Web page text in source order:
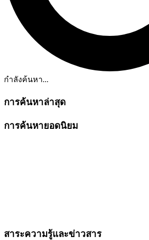
กำลังค้นหา...
การค้นหาล่าสุด
การค้นหายอดนิยม
สาระความรู้และข่าวสาร